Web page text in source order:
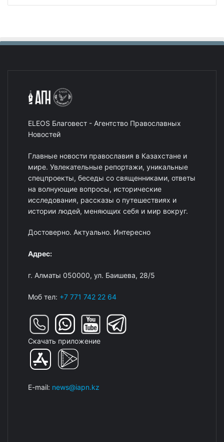
ELEOS Благовест - Агентство Православных
Новостей
Главные новости православия в Казахстане и
мире. Увлекательные репортажи, уникальные
спецпроекты, беседы со священниками, ответы
на волнующие вопросы, исторические
исследования, рассказы о путешествиях и
истории людей, меняющих себя и мир вокруг.
Достоверно. Актуально. Интересно
Адрес:
г. Алматы 050000, ул. Баишева, 28/5
Моб тел: +7 771 742 22 64
Скачать приложение
E-mail: news@iapn.kz